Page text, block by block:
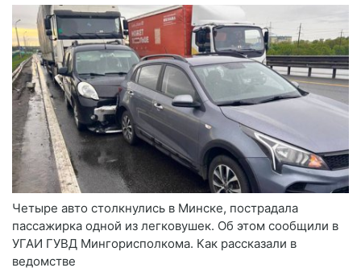
Четыре авто столкнулись в Минске, пострадала
пассажирка одной из легковушек. Об этом сообщили в
УГАИ ГУВД Мингорисполкома. Как рассказали в
ведомстве